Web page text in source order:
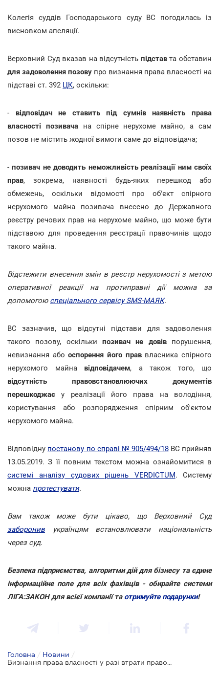
Колегія суддів Господарського суду ВС погодилась із
висновком апеляції.
Верховний Суд вказав на відсутність підставта обставин
для задоволення позову про визнання права власності на
підставі ст. 392 ЦК, оскільки:
- відповідач не ставить під сумнів наявність права
власності позивачана спірне нерухоме майно, а сам
позов не містить жодної вимоги саме до відповідача;
-позивач не доводить неможливість реалізації ним своїх
прав, зокрема, наявності будь-яких перешкод або
обмежень, оскільки відомості про об'єкт спірного
нерухомого майна позивача внесено до Державного
реєстру речових прав на нерухоме майно, що може бути
підставою для проведення реєстрації правочинів щодо
такого майна.
Відстежити внесення змін в реєстр нерухомості з метою
оперативної реакції на протиправні дії можна за
допомогою спеціального сервісу SMS-МАЯК.
ВС зазначив, що відсутні підстави для задоволення
такого позову, оскільки позивач не довівпорушення,
невизнання абооспорення його праввласника спірного
нерухомого майна відповідачем, а також того, що
відсутність правовстановлюючих документів
перешкоджає у реалізації його права на володіння,
користування або розпорядження спірним об'єктом
нерухомого майна.
Відповідну постанову по справі № 905/494/18ВС прийняв
13.05.2019. З її повним текстом можна ознайомитися в
системі аналізу судових рішень VERDICTUM. Систему
можна протестувати.
Вам також може бути цікаво, що Верховний Суд
заборонив українцям встановлювати національність
через суд.
Безпека підприємства, алгоритми дій для бізнесу та єдине
інформаційне поле для всіх фахівців - обирайте системи
ЛІГА:ЗАКОН для всієї компанії та отримуйте подарунки!
Головна / Новини /
Визнання права власності у разі втрати правовстановлюючого документа: що потрібно доводити в суді